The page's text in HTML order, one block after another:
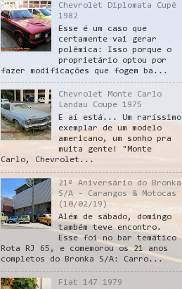
Chevrolet Diplomata Cupê
1982
Esse é um caso que
certamente vai gerar
polêmica: Isso porque o
proprietário optou por
fazer modificações que fogem ba...
Chevrolet Monte Carlo
Landau Coupe 1975
E aí está... Um raríssimo
exemplar de um modelo
americano, um sonho pra
muita gente! "Monte
Carlo, Chevrolet...
21º Aniversário do Bronka
S/A - Carangos & Motocas
(10/02/19)
Além de sábado, domingo
também teve encontro.
Esse foi no bar temático
Rota RJ 65, e comemorou os 21 anos
completos do Bronka S/A: Carro...
Fiat 147 1979